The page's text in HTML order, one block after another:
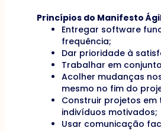
Princípios do Manifesto
Entregar software
frequência;
Dar prioridade à
Trabalhar em
Acolher mudanças
mesmo no fim do
Construir projetos em
indivíduos motivados;
Usar comunicação